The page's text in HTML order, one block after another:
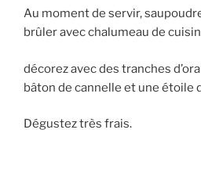
Au moment de servir,
brûler avec chalumeau de
décorez avec des tranches
bâton de cannelle et une étoile
Dégustez très frais.